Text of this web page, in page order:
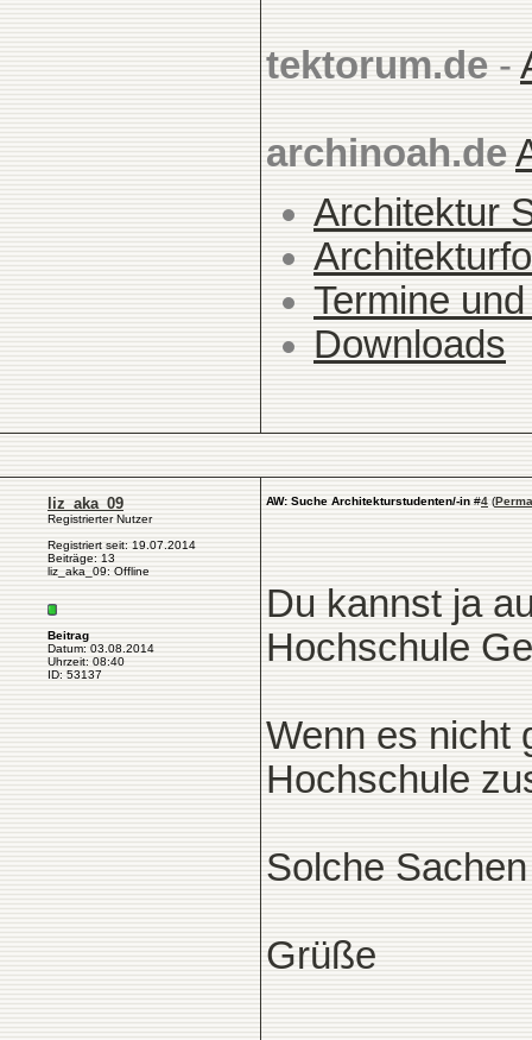
tektorum.de -
archinoah.de
Architektur
Termine
Downloads
liz_aka_09
Registrierter Nutzer
Registriert seit: 19.07.2014
Beiträge: 13
liz_aka_09: Offline
Beitrag
Datum: 03.08.2014
Uhrzeit: 08:40
ID: 53137
AW: Suche Architekturstudenten/-in #4 (
Du kannst ja
Hochschule
Wenn es nicht
Hochschule
Solche
Grüße